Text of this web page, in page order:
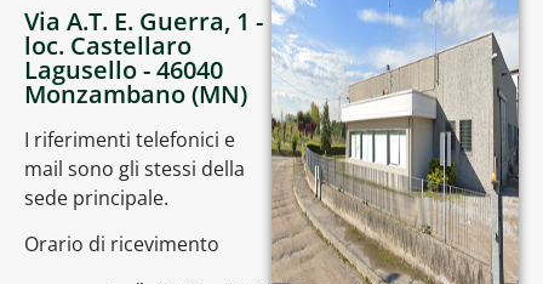
Via A.T. E. Guerra, 1 -
loc. Castellaro
Lagusello - 46040
Monzambano (MN)
I riferimenti telefonici e
mail sono gli stessi della
sede principale.
Orario di ricevimento